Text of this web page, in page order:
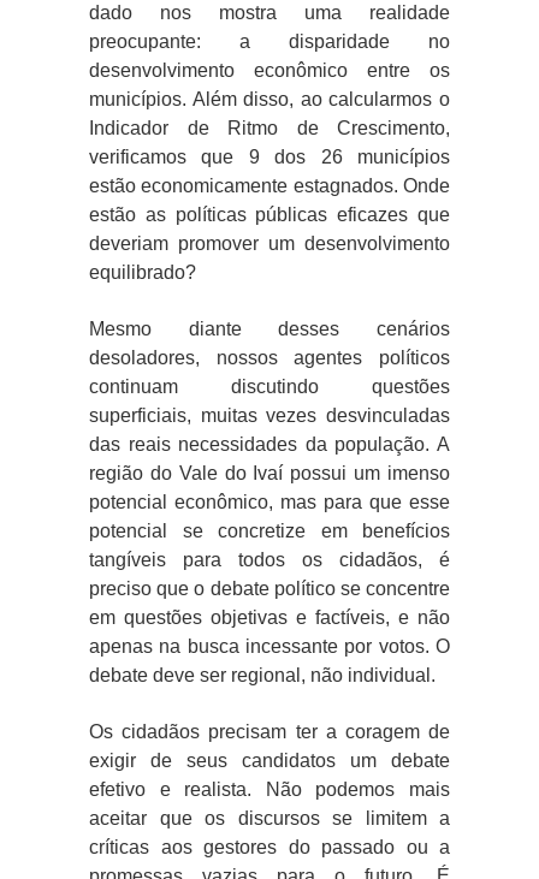
dado nos mostra uma realidade
preocupante: a disparidade no
desenvolvimento econômico entre os
municípios. Além disso, ao calcularmos o
Indicador de Ritmo de Crescimento,
verificamos que 9 dos 26 municípios
estão economicamente estagnados. Onde
estão as políticas públicas eficazes que
deveriam promover um desenvolvimento
equilibrado?
Mesmo diante desses cenários
desoladores, nossos agentes políticos
continuam discutindo questões
superficiais, muitas vezes desvinculadas
das reais necessidades da população. A
região do Vale do Ivaí possui um imenso
potencial econômico, mas para que esse
potencial se concretize em benefícios
tangíveis para todos os cidadãos, é
preciso que o debate político se concentre
em questões objetivas e factíveis, e não
apenas na busca incessante por votos. O
debate deve ser regional, não individual.
Os cidadãos precisam ter a coragem de
exigir de seus candidatos um debate
efetivo e realista. Não podemos mais
aceitar que os discursos se limitem a
críticas aos gestores do passado ou a